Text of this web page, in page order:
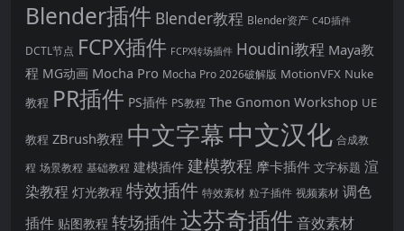
Blender插件 Blender教程 Blender资产 C4D插件
DCTL节点 FCPX插件 FCPX转场插件 Houdini教程 Maya教
程 MG动画 Mocha Pro Mocha Pro 2026破解版 MotionVFX Nuke
教程 PR插件 PS插件 PS教程 The Gnomon Workshop UE
教程 ZBrush教程 中文字幕中文汉化 合成教
程 场景教程 基础教程 建模插件 建模教程 摩卡插件 文字标题 渲
染教程 灯光教程 特效插件 特效素材 粒子插件 视频素材 调色
插件 贴图教程 转场插件达芬奇插件 音效素材